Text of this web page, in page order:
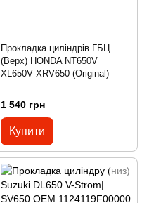
Прокладка циліндрів ГБЦ
(Верх) HONDA NT650V
XL650V XRV650 (Original)
1 540 грн
Купити